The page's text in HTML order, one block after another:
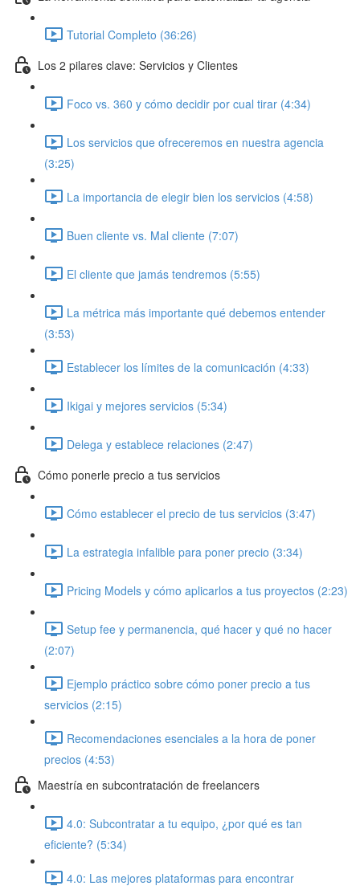
Tutorial Completo (36:26)
Los 2 pilares clave: Servicios y Clientes
Foco vs. 360 y cómo decidir por cual tirar (4:34)
Los servicios que ofreceremos en nuestra agencia
(3:25)
La importancia de elegir bien los servicios (4:58)
Buen cliente vs. Mal cliente (7:07)
El cliente que jamás tendremos (5:55)
La métrica más importante qué debemos entender
(3:53)
Establecer los límites de la comunicación (4:33)
Ikigai y mejores servicios (5:34)
Delega y establece relaciones (2:47)
Cómo ponerle precio a tus servicios
Cómo establecer el precio de tus servicios (3:47)
La estrategia infalible para poner precio (3:34)
Pricing Models y cómo aplicarlos a tus proyectos (2:23)
Setup fee y permanencia, qué hacer y qué no hacer
(2:07)
Ejemplo práctico sobre cómo poner precio a tus
servicios (2:15)
Recomendaciones esenciales a la hora de poner
precios (4:53)
Maestría en subcontratación de freelancers
4.0: Subcontratar a tu equipo, ¿por qué es tan
eficiente? (5:34)
4.0: Las mejores plataformas para encontrar